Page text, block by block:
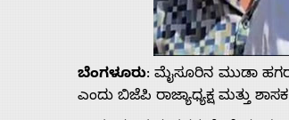
Advertise
ಬೆಂಗಳೂರು: ಮೈಸೂರಿನ ಮುಡಾ
ಎಂದು ಬಿಜೆಪಿ ರಾಜ್ಯಾಧ್ಯಕ್ಷ ಮತ್ತು